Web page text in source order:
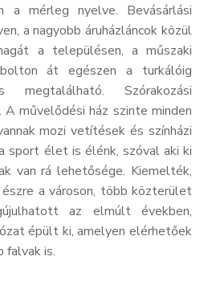
a mérleg nyelve. Bevásárlási
a nagyobb áruházláncok közül
a településen, a műszaki
át egészen a turkálóig
megtalálható. Szórakozási
művelődési ház szinte minden
mozi vetítések és színházi
sport élet is élénk, szóval aki ki
van rá lehetősége. Kiemelték,
a városon, több közterület
az elmúlt években,
épült ki, amelyen elérhetőek
falvak is.